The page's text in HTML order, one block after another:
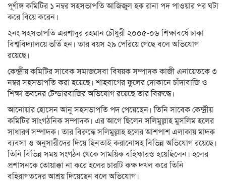
পূর্ণাঙ্গ কমিটির ১ নম্বর সহসভাপতি আজিজুল হক রানা পদ পাওয়ার পর ঘটা
করে বিয়ে করেন।
২নং সহসভাপতি এরশাদুর রহমান চৌধুরী ২০০৫-০৬ শিক্ষাবর্ষে ঢাকা
বিশ্ববিদ্যালয়ে ভর্তি হন। তার বয়স ২৯ পেরিয়ে গেছে বলে অভিযোগ
রয়েছে।
কেন্দ্রীয় কমিটির সাবেক সমাজসেবা বিষয়ক সম্পাদক কাজী এনায়েতকে ৩
নম্বর সহসভাপতি করা হয়েছে। শাহবাগের ফুলের দোকানে চাঁদাবাজি ও
শিক্ষা ভবনের টেন্ডারবাজির অভিযোগ রয়েছে তার বিরুদ্ধে।
আনোয়ার হোসেন আনু সহসভাপতি পদ পেয়েছেন। তিনি সাবেক কেন্দ্রীয়
কমিটির সাংগঠনিক সম্পাদক। এর আগে ছিলেন সলিমুল্লাহ মুসলিম হলের
সাধারণ সম্পাদক। তার বিরুদ্ধে সলিমুল্লাহ হলের আশপাশ এলাকায় মাদক
ব্যবসা ও অনুসারীদের দিয়ে ছিনতাই করানোসহ বিভিন্ন অভিযোগ রয়েছে।
তিনি বিভিন্ন সময় সংগঠন থেকে সাময়িক বহিষ্কারও হয়েছিলেন। হলের
প্রশাসনকে তোয়াক্কা না করে হলের চারটি কক্ষ দখল করে তিনি
বহিরাগতদের আশ্রয় দিয়েছেন বলে অভিযোগ।